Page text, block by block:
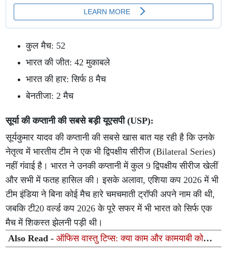
कुल मैच: 52
भारत की जीत: 42 मुकाबले
भारत की हार: सिर्फ 8 मैच
बेनतीजा: 2 मैच
सूर्या की कप्तानी की सबसे बड़ी यूएसपी (USP):
सूर्यकुमार यादव की कप्तानी की सबसे खास बात यह रही है कि उनके
नेतृत्व में भारतीय टीम ने एक भी द्विपक्षीय सीरीज (Bilateral Series)
नहीं गंवाई है। भारत ने उनकी कप्तानी में कुल 9 द्विपक्षीय सीरीज खेलीं
और सभी में फतह हासिल की। इसके अलावा, एशिया कप 2026 में भी
टीम इंडिया ने बिना कोई मैच हारे चमचमाती ट्रॉफी अपने नाम की थी,
जबकि टी20 वर्ल्ड कप 2026 के पूरे सफर में भी भारत को सिर्फ एक
मैच में शिकस्त झेलनी पड़ी थी।
Also Read -ऑफिस वास्तु टिप्स: क्या काम और कामयाबी को
प्रभावित करती है ऑफिस की सीटिंग? जानिए तरक्की के जरूरी